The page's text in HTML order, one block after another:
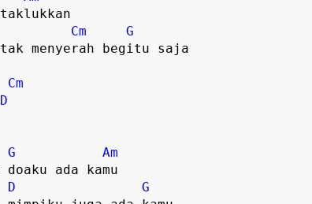
Cm
G
Cm
D
G
Am
D
G